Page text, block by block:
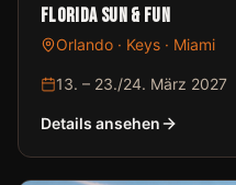
Florida Sun & Fun
Orlando · Keys · Miami
13. – 23./24. März 2027
Details ansehen